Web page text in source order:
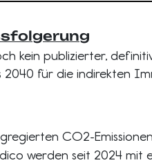
kein publizierter,
2040 für die indirekten
CO2-
werden seit 2024 mit